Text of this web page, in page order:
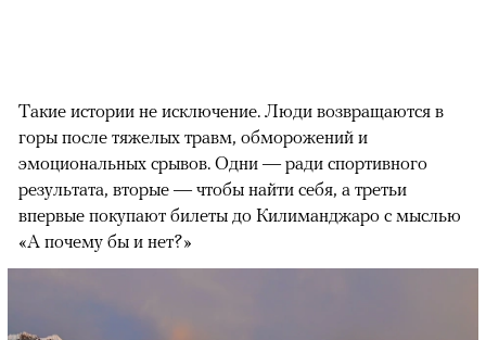
Такие истории не исключение. Люди возвращаются в
горы после тяжелых травм, обморожений и
эмоциональных срывов. Одни — ради спортивного
результата, вторые — чтобы найти себя, а третьи
впервые покупают билеты до Килиманджаро с мыслью
«А почему бы и нет?»